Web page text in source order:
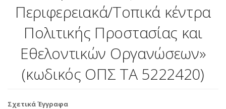
Περιφερειακά/Τοπικά κέντρα
Πολιτικής Προστασίας και
Εθελοντικών Οργανώσεων»
(κωδικός ΟΠΣ ΤΑ 5222420)
Σχετικά Έγγραφα